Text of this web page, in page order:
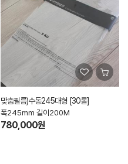
맞춤필름)수동245대형 [30롤]
폭245mm 길이200M
780,000원